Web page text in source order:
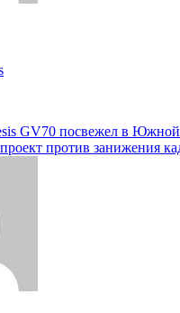
GV70 посвежел в
против занижения